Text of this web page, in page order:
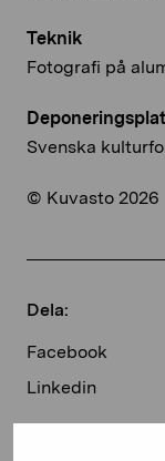
Teknik
Fotografi på
Svenska
© Kuvasto 2026
Dela:
Facebook
Linkedin